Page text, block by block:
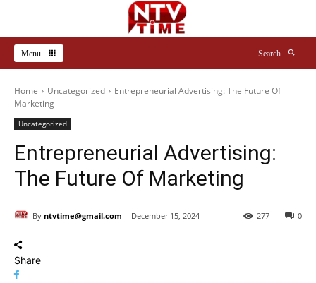
Menu Search
Home Uncategorized
Entrepreneurial Advertising: The Future Of
Marketing
Uncategorized
Entrepreneurial Advertising:
The Future Of Marketing
By ntvtime@gmail.com December 15, 2024 0
277
Share